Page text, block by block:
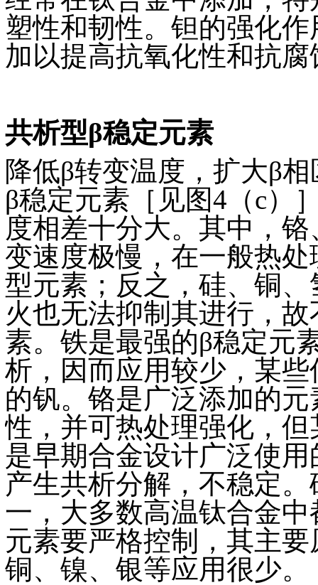
塑性和韧性。钽的强化
加以提高抗氧化性和抗腐
共析型β稳定元素
降低β转变温度，扩大β
β稳定元素［见图4（c）
度相差十分大。其中，
变速度极慢，在一般热
型元素；反之，硅、铜
火也无法抑制其进行，
素。铁是最强的β稳定元
析，因而应用较少，某
的钒。铬是广泛添加的
性，并可热处理强化，
是早期合金设计广泛使
产生共析分解，不稳定
一，大多数高温钛合金
元素要严格控制，其主
铜、镍、银等应用很少。